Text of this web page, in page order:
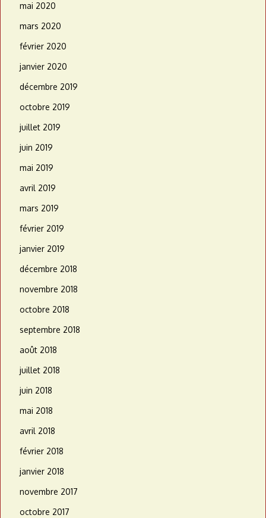
mai 2020
mars 2020
février 2020
janvier 2020
décembre 2019
octobre 2019
juillet 2019
juin 2019
mai 2019
avril 2019
mars 2019
février 2019
janvier 2019
décembre 2018
novembre 2018
octobre 2018
septembre 2018
août 2018
juillet 2018
juin 2018
mai 2018
avril 2018
février 2018
janvier 2018
novembre 2017
octobre 2017